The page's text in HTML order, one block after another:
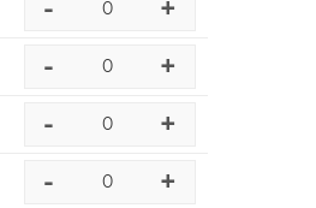
- +
- +
- +
- +